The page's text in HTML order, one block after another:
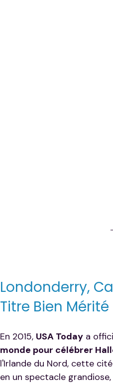
Londonderry,
Titre Bien Mérité
En 2015, USA Today a
monde pour célébrer
l'Irlande du Nord, cette
en un spectacle